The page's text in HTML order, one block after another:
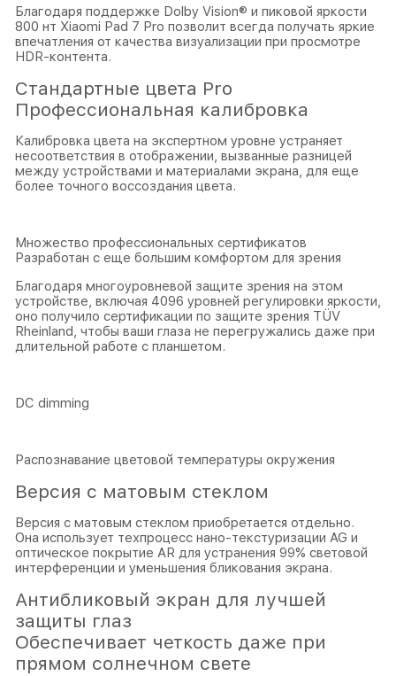
Благодаря поддержке Dolby Vision® и пиковой яркости
800 нт Xiaomi Pad 7 Pro позволит всегда получать яркие
впечатления от качества визуализации при просмотре
HDR-контента.
Стандартные цвета Pro
Профессиональная калибровка
Калибровка цвета на экспертном уровне устраняет
несоответствия в отображении, вызванные разницей
между устройствами и материалами экрана, для еще
более точного воссоздания цвета.
Множество профессиональных сертификатов
Разработан с еще большим комфортом для зрения
Благодаря многоуровневой защите зрения на этом
устройстве, включая 4096 уровней регулировки яркости,
оно получило сертификации по защите зрения TÜV
Rheinland, чтобы ваши глаза не перегружались даже при
длительной работе с планшетом.
DC dimming
Распознавание цветовой температуры окружения
Версия с матовым стеклом
Версия с матовым стеклом приобретается отдельно.
Она использует техпроцесс нано-текстуризации AG и
оптическое покрытие AR для устранения 99% световой
интерференции и уменьшения бликования экрана.
Антибликовый экран для лучшей
защиты глаз
Обеспечивает четкость даже при
прямом солнечном свете